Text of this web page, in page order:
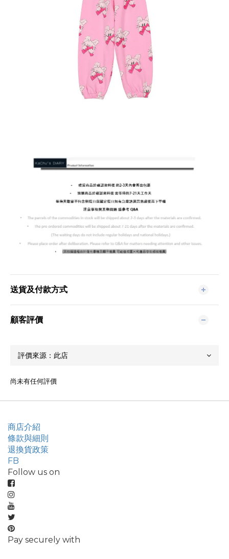
送貨及付款方式
顧客評價
尚未有任何評價
商店介紹
條款與細則
退換貨政策
FB
Follow us on
Pay securely with